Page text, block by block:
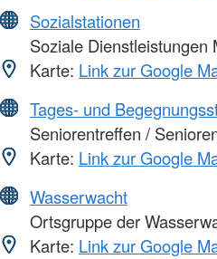
Sozialstationen
Soziale Dienstleistungen
Karte: Link zur Google
Tages- und
Seniorentreffen /
Karte: Link zur Google
Wasserwacht
Ortsgruppe der
Karte: Link zur Google